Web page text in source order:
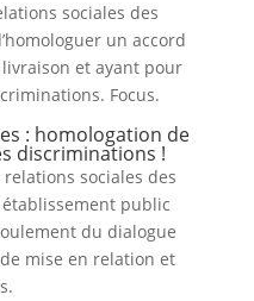
sociales des
un accord
et ayant pour
Focus.
: homologation de
discriminations !
sociales des
public
du dialogue
mise en relation et